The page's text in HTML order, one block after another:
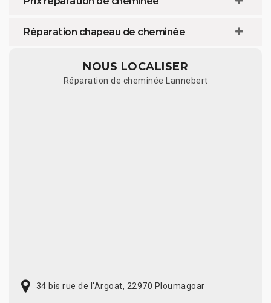
Réparation chapeau de cheminée
NOUS LOCALISER
Réparation de cheminée Lannebert
34 bis rue de l'Argoat, 22970 Ploumagoar